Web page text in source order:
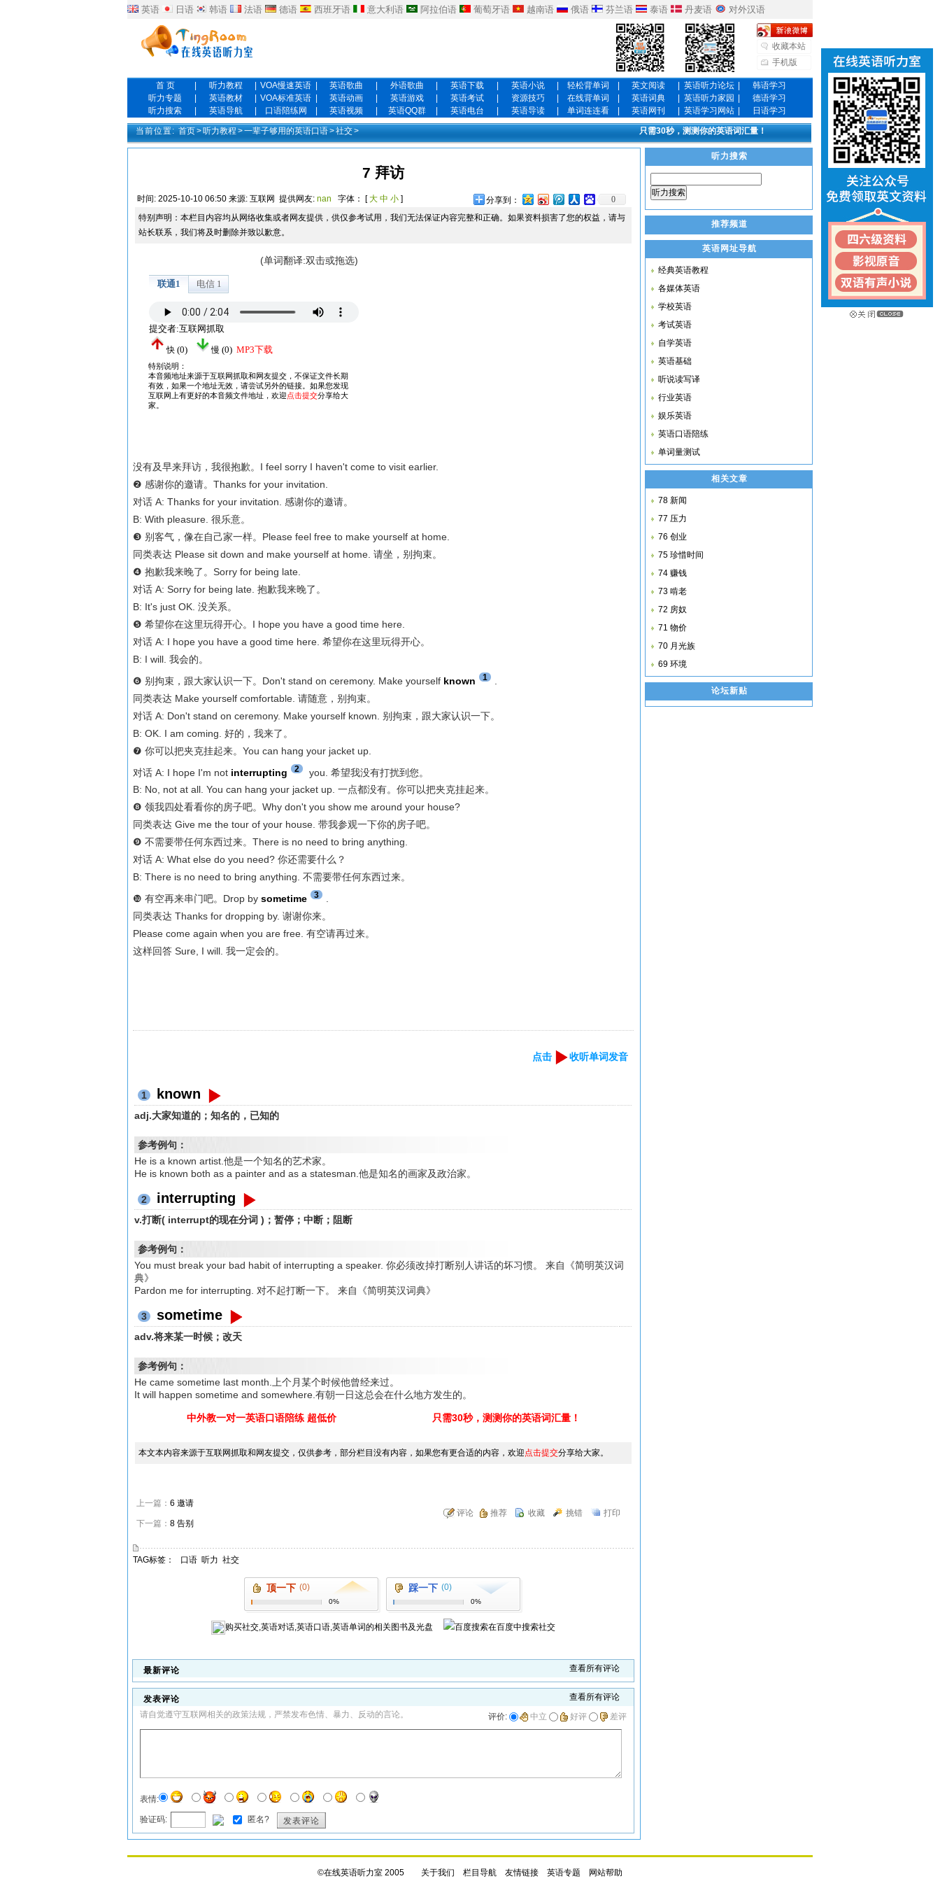
英语 日语 韩语 法语 德语 西班牙语 意大利语 阿拉伯语 葡萄牙语 越南语 俄语 芬兰语 泰语 丹麦语 对外汉语
收藏本站
手机版
首 页 听力教程 VOA慢速英语 英语歌曲 外语歌曲 英语下载 英语小说 轻松背单词 英文阅读 英语听力论坛
韩语学习
听力专题
英语教材 VOA标准英语 英语动画 英语游戏 英语考试 资源技巧 在线背单词 英语词典 英语听力家园
德语学习
听力搜索
英语导航 口语陪练网 英语视频 英语QQ群 英语电台 英语导读 单词连连看 英语网刊 英语学习网站 日语学习
当前位置: 首页>听力教程 >一辈子够用的英语口语>社交> 只需30秒，测测你的英语词汇量！
7 拜访
时间: 2025-10-10 06:50 来源: 互联网 提供网友: nan 字体： [大 中 小 ] 分享到：
0
特别声明：本栏目内容均从网络收集或者网友提供，供仅参考试用，我们无法保证内容完整和正确。如果资料损害了您的权益，请与
站长联系，我们将及时删除并致以歉意。
(单词翻译:双击或拖选)
没有及早来拜访，我很抱歉。I feel sorry I haven't come to visit earlier.
❷ 感谢你的邀请。Thanks for your invitation.
对话 A: Thanks for your invitation. 感谢你的邀请。
B: With pleasure. 很乐意。
❸ 别客气，像在自己家一样。Please feel free to make yourself at home.
同类表达 Please sit down and make yourself at home. 请坐，别拘束。
❹ 抱歉我来晚了。Sorry for being late.
对话 A: Sorry for being late. 抱歉我来晚了。
B: It's just OK. 没关系。
❺ 希望你在这里玩得开心。I hope you have a good time here.
对话 A: I hope you have a good time here. 希望你在这里玩得开心。
B: I will. 我会的。
❻ 别拘束，跟大家认识一下。Don't stand on ceremony. Make yourself known 1
同类表达 Make yourself comfortable. 请随意，别拘束。
对话 A: Don't stand on ceremony. Make yourself known. 别拘束，跟大家认识一下。
B: OK. I am coming. 好的，我来了。
❼ 你可以把夹克挂起来。You can hang your jacket up.
对话 A: I hope I'm not interrupting 2
you. 希望我没有打扰到您。
B: No, not at all. You can hang your jacket up. 一点都没有。你可以把夹克挂起来。
❽ 领我四处看看你的房子吧。Why don't you show me around your house?
同类表达 Give me the tour of your house. 带我参观一下你的房子吧。
❾ 不需要带任何东西过来。There is no need to bring anything.
对话 A: What else do you need? 你还需要什么？
B: There is no need to bring anything. 不需要带任何东西过来。
❿ 有空再来串门吧。Drop bysometime 3
同类表达 Thanks for dropping by. 谢谢你来。
Please come again when you are free. 有空请再过来。
这样回答 Sure, I will. 我一定会的。
点击 收听单词发音
1 known
adj.大家知道的；知名的，已知的
参考例句：
He is a known artist.他是一个知名的艺术家。
He is known both as a painter and as a statesman.他是知名的画家及政治家。
2 interrupting
v.打断( interrupt的现在分词 )；暂停；中断；阻断
参考例句：
You must break your bad habit of interrupting a speaker. 你必须改掉打断别人讲话的坏习惯。 来自《简明英汉词
典》
Pardon me for interrupting. 对不起打断一下。 来自《简明英汉词典》
3 sometime
adv.将来某一时候；改天
参考例句：
He came sometime last month.上个月某个时候他曾经来过。
It will happen sometime and somewhere.有朝一日这总会在什么地方发生的。
中外教一对一英语口语陪练 超低价 只需30秒，测测你的英语词汇量！
本文本内容来源于互联网抓取和网友提交，仅供参考，部分栏目没有内容，如果您有更合适的内容，欢迎 点击提交分享给大家。
上一篇： 6 邀请
下一篇： 8 告别
评论 推荐 收藏 挑错 打印
TAG标签： 口语 听力 社交
顶一下 (0)
0%
踩一下 (0)
0%
购买社交,英语对话,英语口语,英语单词的相关图书及光盘 在百度中搜索社交
最新评论 查看所有评论
发表评论
查看所有评论
请自觉遵守互联网相关的政策法规，严禁发布色情、暴力、反动的言论。
评价: 中立 好评 差评
表情:
验证码: 匿名? 发表评论
听力搜索
听力搜索
推荐频道
英语网址导航
经典英语教程
各媒体英语
学校英语
考试英语
自学英语
英语基础
听说读写译
行业英语
娱乐英语
英语口语陪练
单词量测试
相关文章
78 新闻
77 压力
76 创业
75 珍惜时间
74 赚钱
73 啃老
72 房奴
71 物价
70 月光族
69 环境
论坛新贴
©在线英语听力室 2005 关于我们 栏目导航 友情链接 英语专题 网站帮助